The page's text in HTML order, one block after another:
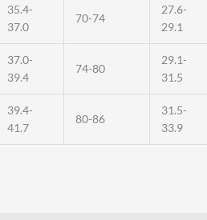
35.4-
37.0
70-74
27.6-
29.1
37.0-
39.4
74-80
29.1-
31.5
39.4-
41.7
80-86
31.5-
33.9